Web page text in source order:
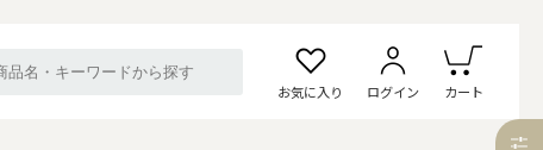
お気に入り ログイン カート